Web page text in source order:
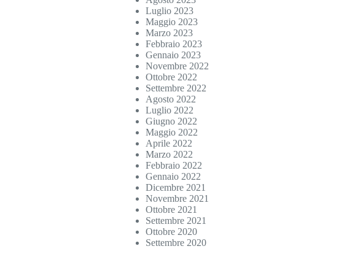
Luglio 2023
Maggio 2023
Marzo 2023
Febbraio 2023
Gennaio 2023
Novembre 2022
Ottobre 2022
Settembre 2022
Agosto 2022
Luglio 2022
Giugno 2022
Maggio 2022
Aprile 2022
Marzo 2022
Febbraio 2022
Gennaio 2022
Dicembre 2021
Novembre 2021
Ottobre 2021
Settembre 2021
Ottobre 2020
Settembre 2020